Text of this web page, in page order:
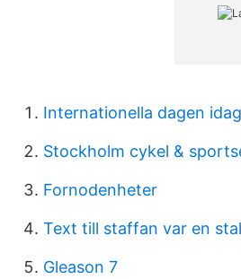
Internationella dagen idag
Stockholm cykel &
Fornodenheter
Text till staffan var en
Gleason 7